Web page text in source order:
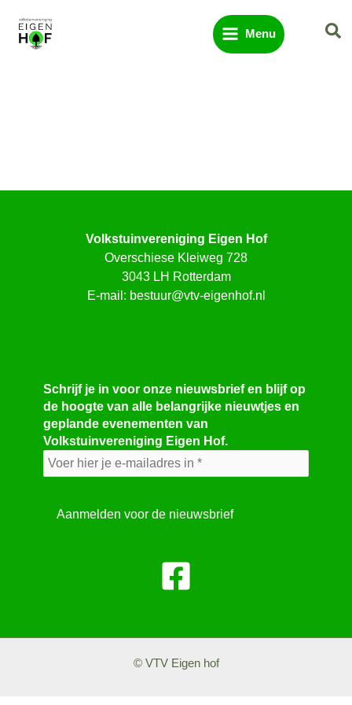
naar
Menu
Volkstuinvereniging Eigen Hof
Overschiese Kleiweg 728
3043 LH Rotterdam
E-mail: bestuur@vtv-eigenhof.nl
Schrijf je in voor onze nieuwsbrief en blijf op
de hoogte van alle belangrijke nieuwtjes en
geplande evenementen van
Volkstuinvereniging Eigen Hof.
© VTV Eigen hof